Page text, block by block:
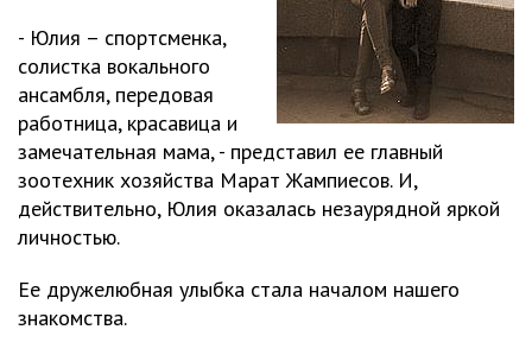
- Юлия – спортсменка,
солистка вокального
ансамбля, передовая
работница, красавица и
замечательная мама, - представил ее главный
зоотехник хозяйства Марат Жампиесов. И,
действительно, Юлия оказалась незаурядной яркой
личностью.
Ее дружелюбная улыбка стала началом нашего
знакомства.